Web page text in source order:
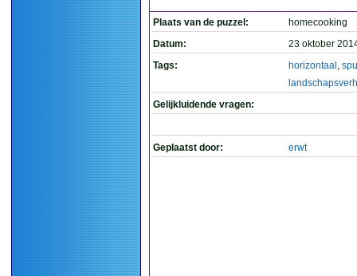
Plaats van de puzzel:
homecooking
Datum:
23 oktober
Tags:
horizontaal ,
Gelijkluidende vragen:
Geplaatst door: erwt